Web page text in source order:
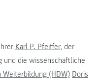
Karl P. Pfeiffer, der
und die wissenschaftliche
Weiterbildung (HDW) Doris